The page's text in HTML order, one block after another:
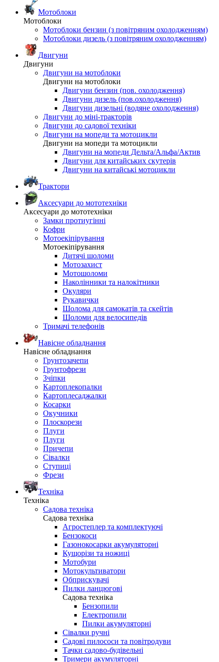
Мотоблоки
Мотоблоки
Мотоблоки бензин (з повітряним охолодженням)
Мотоблоки дизель (з повітряним охолодженням)
Двигуни
Двигуни
Двигуни на мотоблоки
Двигуни на мотоблоки
Двигуни бензин (пов. охолодження)
Двигуни дизель (пов.охолодження)
Двигуни дизельні (водяне охолодження)
Двигуни до міні-тракторів
Двигуни до садової техніки
Двигуни на мопеди та мотоцикли
Двигуни на мопеди та мотоцикли
Двигуни на мопеди Дельта/Альфа/Актив
Двигуни для китайських скутерів
Двигуни на китайські мотоцикли
Трактори
Аксесуари до мототехніки
Аксесуари до мототехніки
Замки протиугінні
Кофри
Мотоекіпірування
Мотоекіпірування
Дитячі шоломи
Мотозахист
Мотошоломи
Наколінники та налокітники
Окуляри
Рукавички
Шолома для самокатів та скейтів
Шоломи для велосипедів
Тримачі телефонів
Навісне обладнання
Навісне обладнання
Грунтозачепи
Грунтофрези
Зчіпки
Картоплекопалки
Картоплесаджалки
Косарки
Окучники
Плоскорези
Плуги
Плуги
Причепи
Сівалки
Ступиці
Фрези
Техніка
Техніка
Садова техніка
Садова техніка
Агростеплер та комплектуючі
Бензокоси
Газонокосарки акумуляторні
Кущорізи та ножиці
Мотобури
Мотокультиватори
Обприскувачі
Пилки ланцюгові
Садова техніка
Бензопили
Електропили
Пилки акумуляторні
Сівалки ручні
Садові пилососи та повітродуви
Тачки садово-будівельні
Тримери акумуляторні